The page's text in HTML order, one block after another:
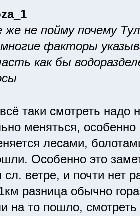
же не пойму почему
факторы
как бы
таки смотреть надо
меняться,
лесами,
Особенно это
сл. ветре, и почти нет
разница обычно
на то пошло,